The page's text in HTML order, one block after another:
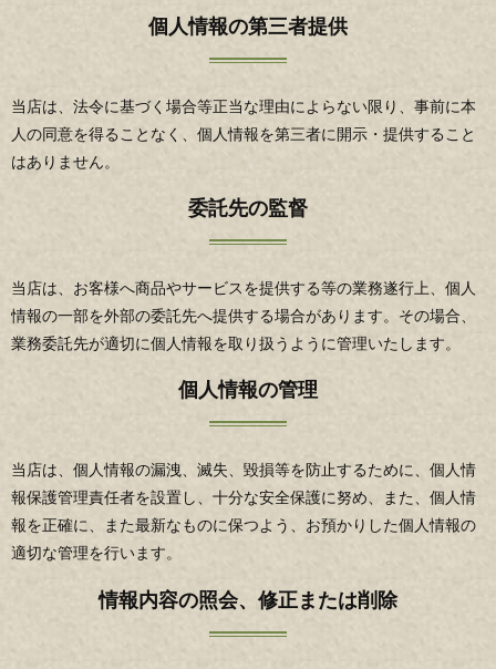
個人情報の第三者提供
当店は、法令に基づく場合等正当な理由によらない限り、事前に本
人の同意を得ることなく、個人情報を第三者に開示・提供すること
はありません。
委託先の監督
当店は、お客様へ商品やサービスを提供する等の業務遂行上、個人
情報の一部を外部の委託先へ提供する場合があります。その場合、
業務委託先が適切に個人情報を取り扱うように管理いたします。
個人情報の管理
当店は、個人情報の漏洩、滅失、毀損等を防止するために、個人情
報保護管理責任者を設置し、十分な安全保護に努め、また、個人情
報を正確に、また最新なものに保つよう、お預かりした個人情報の
適切な管理を行います。
情報内容の照会、修正または削除